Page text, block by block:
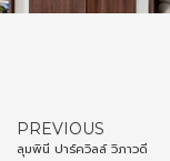
PREVIOUS
ลุมพินี ปาร์ควิลล์ วิภาวดี